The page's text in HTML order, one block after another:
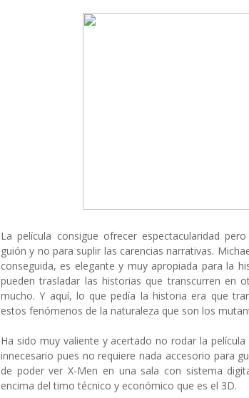
La película consigue ofrecer espectacularidad
guión y no para suplir las carencias narrativas.
conseguida, es elegante y muy apropiada para la
pueden trasladar las historias que transcurren en
mucho. Y aquí, lo que pedía la historia era que
estos fenómenos de la naturaleza que son los
Ha sido muy valiente y acertado no rodar la
innecesario pues no requiere nada accesorio para
de poder ver X-Men en una sala con sistema
encima del timo técnico y económico que es el 3D.